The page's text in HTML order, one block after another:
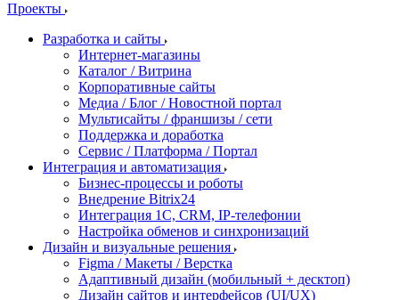
Проекты
Разработка и сайты
Интернет-магазины
Каталог / Витрина
Корпоративные сайты
Медиа / Блог / Новостной портал
Мультисайты / франшизы / сети
Поддержка и доработка
Сервис / Платформа / Портал
Интеграция и автоматизация
Бизнес-процессы и роботы
Внедрение Bitrix24
Интеграция 1С, CRM, IP-телефонии
Настройка обменов и синхронизаций
Дизайн и визуальные решения
Figma / Макеты / Верстка
Адаптивный дизайн (мобильный + десктоп)
Дизайн сайтов и интерфейсов (UI/UX)